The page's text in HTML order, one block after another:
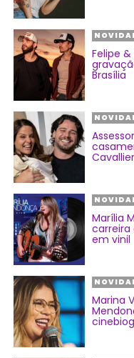
Felipe
Brasília
Marília
em vinil
Marina